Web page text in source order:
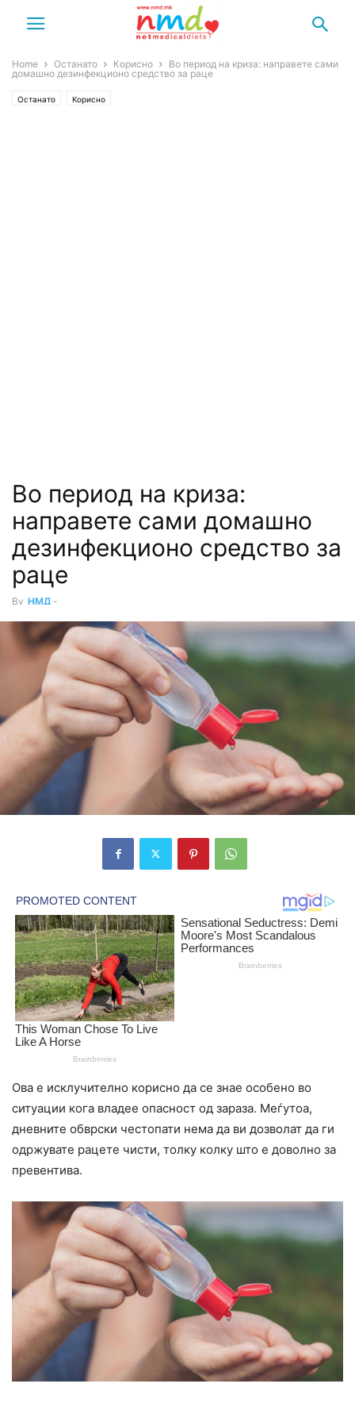
Home Останато Корисно
Во период на криза: направете сами
домашно дезинфекционо средство за раце
Останато Корисно
Во период на криза:
направете сами домашно
дезинфекционо средство за
раце
By НМД -
Ова е исклучително корисно да се знае особено во
ситуации кога владее опасност од зараза. Меѓутоа,
дневните обврски честопати нема да ви дозволат да ги
одржувате рацете чисти, толку колку што е доволно за
превентива.